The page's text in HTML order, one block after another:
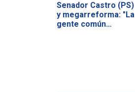
Senador Castro (PS)
y megarreforma: "La
gente común…